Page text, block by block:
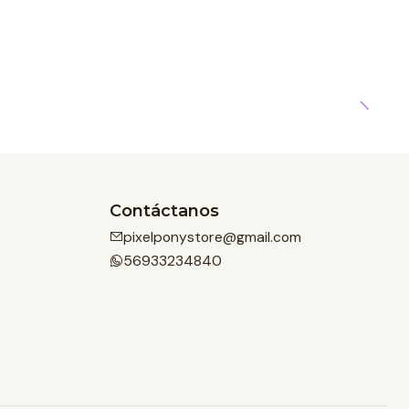
Contáctanos
pixelponystore@gmail.com
56933234840